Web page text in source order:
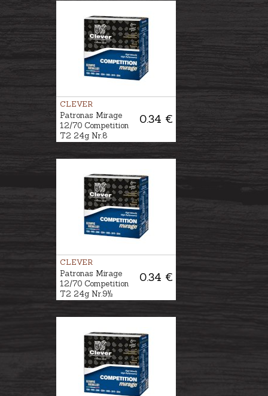
CLEVER
0.34 €
Patronas Mirage
12/70 Competition
T2 24g Nr.8
CLEVER
0.34 €
Patronas Mirage
12/70 Competition
T2 24g Nr.9½